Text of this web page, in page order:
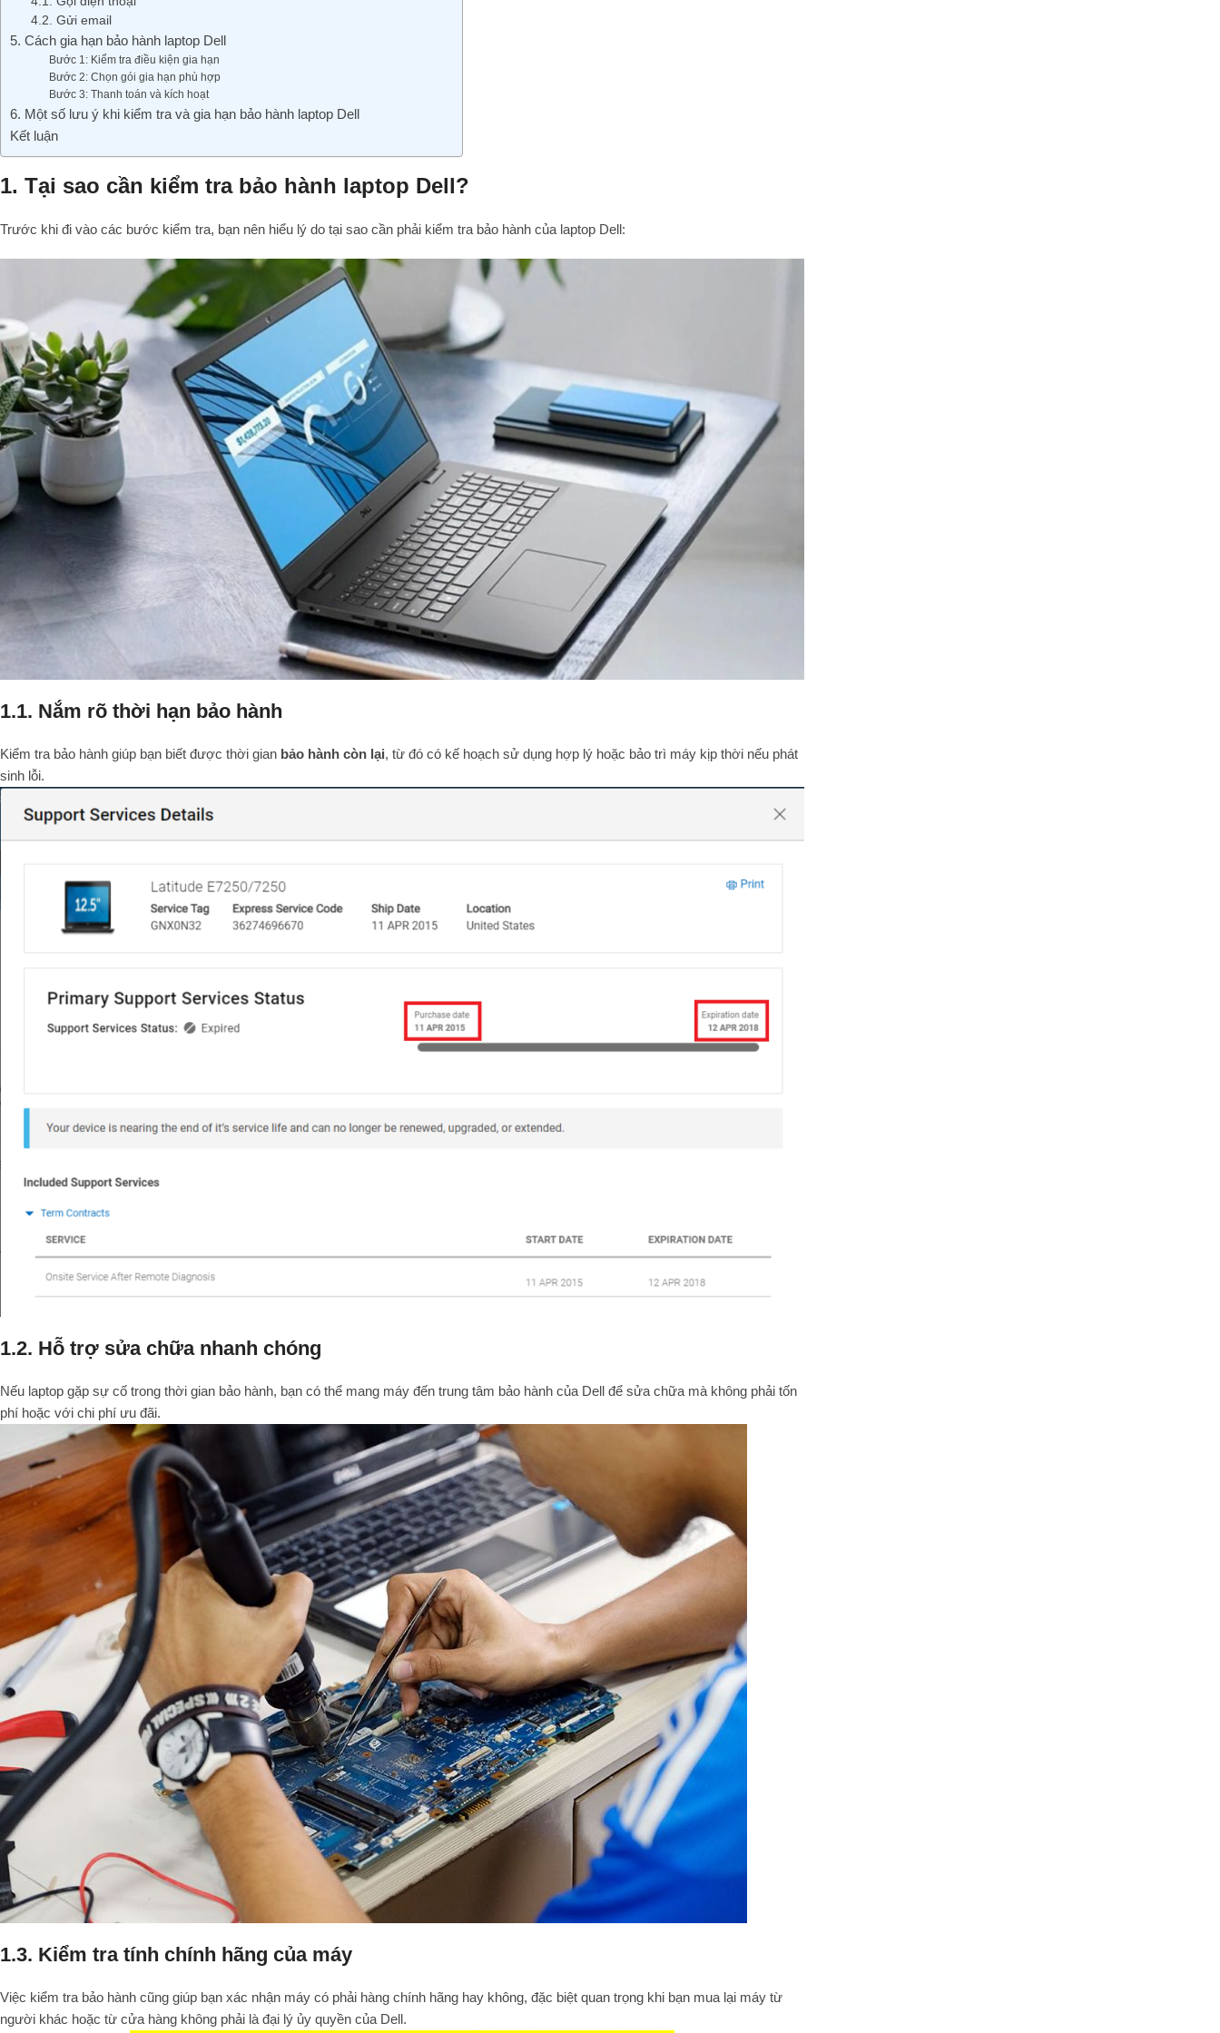
4.2. Gửi email
5. Cách gia hạn bảo hành laptop Dell
Bước 1: Kiểm tra điều kiện gia hạn
Bước 2: Chọn gói gia hạn phù hợp
Bước 3: Thanh toán và kích hoạt
6. Một số lưu ý khi kiểm tra và gia hạn bảo hành laptop Dell
Kết luận
1. Tại sao cần kiểm tra bảo hành laptop Dell?
Trước khi đi vào các bước kiểm tra, bạn nên hiểu lý do tại sao cần phải kiểm tra bảo hành của laptop Dell:
1.1. Nắm rõ thời hạn bảo hành
Kiểm tra bảo hành giúp bạn biết được thời gian bảo hành còn lại, từ đó có kế hoạch sử dụng hợp lý hoặc bảo trì máy kịp thời nếu phát
sinh lỗi.
1.2. Hỗ trợ sửa chữa nhanh chóng
Nếu laptop gặp sự cố trong thời gian bảo hành, bạn có thể mang máy đến trung tâm bảo hành của Dell để sửa chữa mà không phải tốn
phí hoặc với chi phí ưu đãi.
1.3. Kiểm tra tính chính hãng của máy
Việc kiểm tra bảo hành cũng giúp bạn xác nhận máy có phải hàng chính hãng hay không, đặc biệt quan trọng khi bạn mua lại máy từ
người khác hoặc từ cửa hàng không phải là đại lý ủy quyền của Dell.